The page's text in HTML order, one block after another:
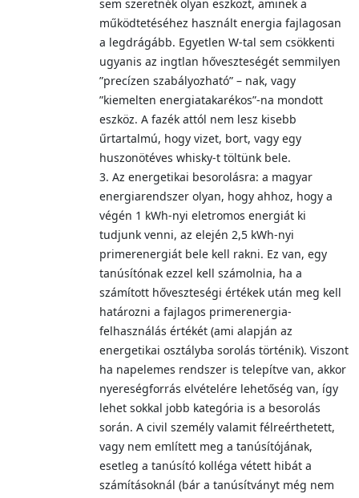
sem szeretnék olyan eszközt, aminek a
működtetéséhez használt energia fajlagosan
a legdrágább. Egyetlen W-tal sem csökkenti
ugyanis az ingtlan hőveszteségét semmilyen
”precízen szabályozható” – nak, vagy
”kiemelten energiatakarékos”-na mondott
eszköz. A fazék attól nem lesz kisebb
űrtartalmú, hogy vizet, bort, vagy egy
huszonötéves whisky-t töltünk bele.
3. Az energetikai besorolásra: a magyar
energiarendszer olyan, hogy ahhoz, hogy a
végén 1 kWh-nyi eletromos energiát ki
tudjunk venni, az elején 2,5 kWh-nyi
primerenergiát bele kell rakni. Ez van, egy
tanúsítónak ezzel kell számolnia, ha a
számított hőveszteségi értékek után meg kell
határozni a fajlagos primerenergia-
felhasználás értékét (ami alapján az
energetikai osztályba sorolás történik). Viszont
ha napelemes rendszer is telepítve van, akkor
nyereségforrás elvételére lehetőség van, így
lehet sokkal jobb kategória is a besorolás
során. A civil személy valamit félreérthetett,
vagy nem említett meg a tanúsítójának,
esetleg a tanúsító kolléga vétett hibát a
számításoknál (bár a tanúsítványt még nem